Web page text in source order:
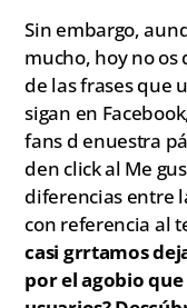
Sin embargo,
mucho, hoy no
de las frases que
sigan en
fans d enuestra
den click al Me
diferencias entre
con referencia al
casi grrtamos
por el agobio